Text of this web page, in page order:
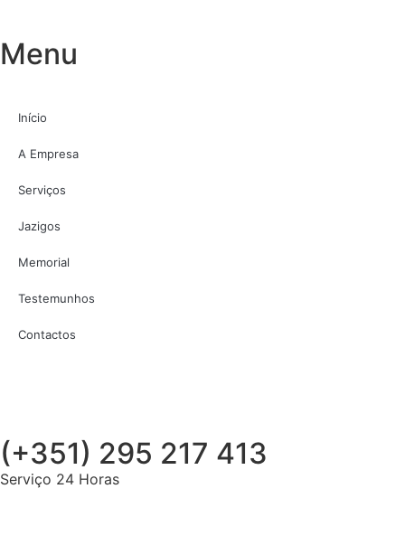
Menu
Início
A Empresa
Serviços
Jazigos
Memorial
Testemunhos
Contactos
(+351) 295 217 413
Serviço 24 Horas